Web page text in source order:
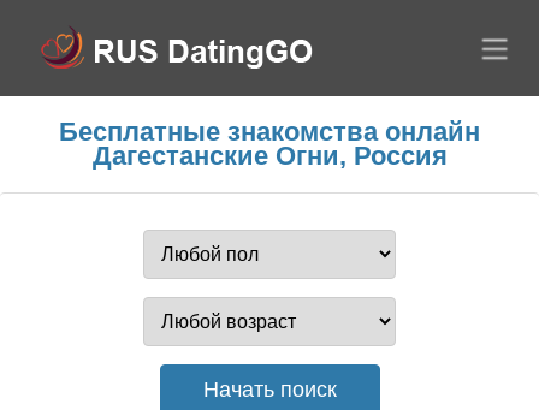
Бесплатные знакомства онлайн
Дагестанские Огни, Россия